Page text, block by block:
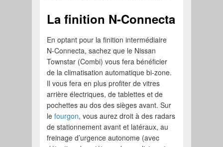
La finition N-Connecta
En optant pour la finition intermédiaire
N-Connecta, sachez que le Nissan
Townstar (Combi) vous fera bénéficier
de la climatisation automatique bi-zone.
Il vous fera en plus profiter de vitres
arrière électriques, de tablettes et de
pochettes au dos des sièges avant. Sur
lefourgon, vous aurez droit à des radars
de stationnement avant et latéraux, au
freinage d’urgence autonome (avec